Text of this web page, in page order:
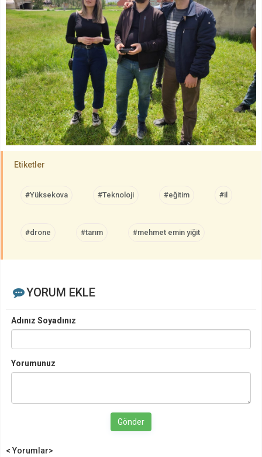
Etiketler
#Yüksekova #Teknoloji #eğitim #il
#drone #tarım #mehmet emin yiğit
YORUM EKLE
Adınız Soyadınız
Yorumunuz
Gönder
< Yorumlar>